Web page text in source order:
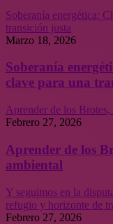
Soberanía energética:
transición justa
Marzo 18, 2026
Soberanía
clave para una
Aprender de los
Febrero 27, 2026
Aprender de los
ambiental
Y seguimos en la
refugio y horizonte de
Febrero 27, 2026